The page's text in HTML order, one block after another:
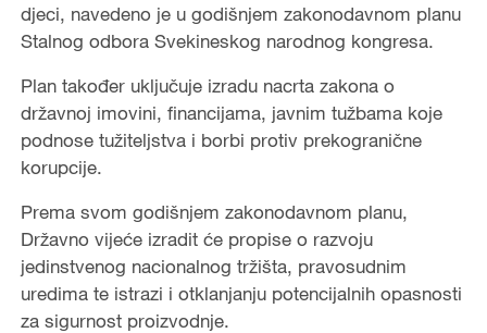
djeci, navedeno je u godišnjem zakonodavnom planu
Stalnog odbora Svekineskog narodnog kongresa.
Plan također uključuje izradu nacrta zakona o
državnoj imovini, financijama, javnim tužbama koje
podnose tužiteljstva i borbi protiv prekogranične
korupcije.
Prema svom godišnjem zakonodavnom planu,
Državno vijeće izradit će propise o razvoju
jedinstvenog nacionalnog tržišta, pravosudnim
uredima te istrazi i otklanjanju potencijalnih opasnosti
za sigurnost proizvodnje.